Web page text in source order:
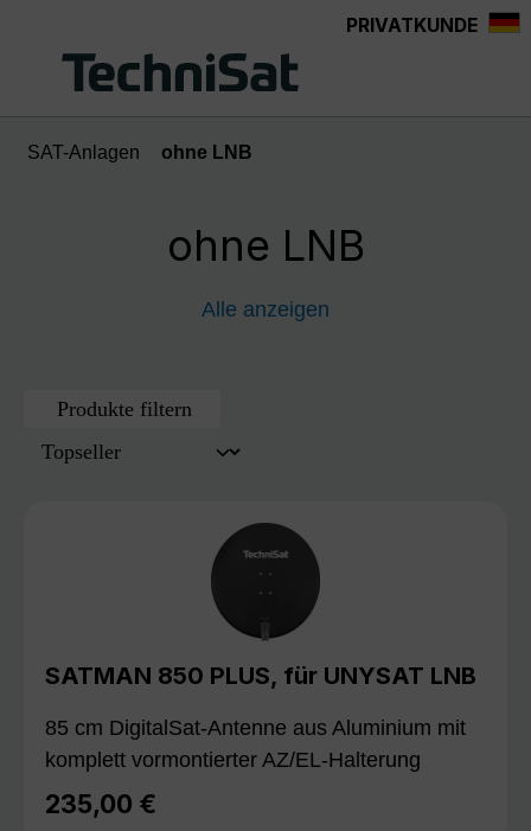
PRIVATKUNDE
SAT-Anlagen ohne LNB
ohne LNB
Alle anzeigen
Produkte filtern
SATMAN 850 PLUS, für UNYSAT LNB
85 cm DigitalSat-Antenne aus Aluminium mit
komplett vormontierter AZ/EL-Halterung
Regulärer Preis:
235,00 €